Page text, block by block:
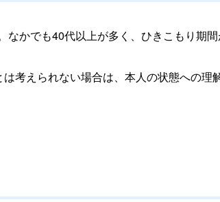
かでも40代以上が多く、ひきこもり期
考えられない場合は、本人の状態への理